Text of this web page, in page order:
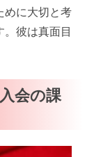
めに大切と考
。彼は真面目
会の課